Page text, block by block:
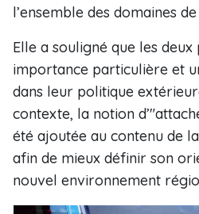
l’ensemble des domaines
Elle a souligné que les deux
importance particulière et
dans leur politique
contexte, la notion
été ajoutée au contenu de
afin de mieux définir son
nouvel environnement